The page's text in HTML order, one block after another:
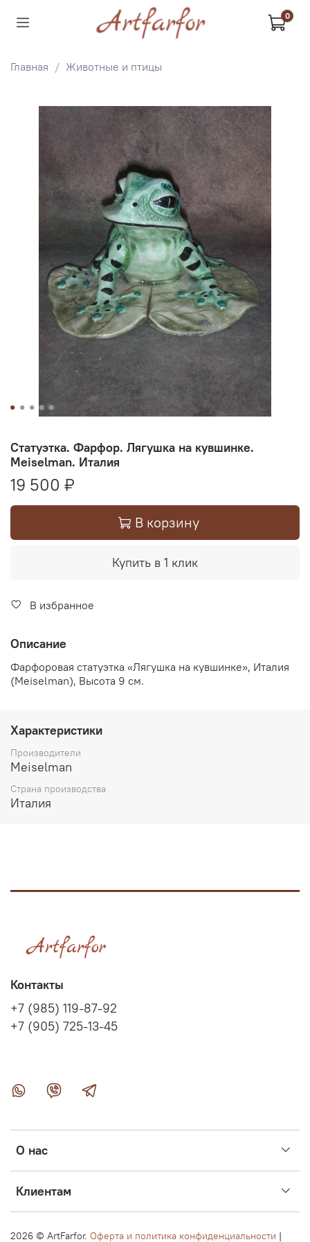
0
Главная Животные и птицы
Статуэтка. Фарфор. Лягушка на кувшинке.
Meiselman. Италия
19 500 ₽
В корзину
Купить в 1 клик
В избранное
Описание
Фарфоровая статуэтка «Лягушка на кувшинке», Италия
(Meiselman), Высота 9 см.
Характеристики
Производители
Meiselman
Страна производства
Италия
О нас
Клиентам
Контакты
+7 (985) 119-87-92
+7 (905) 725-13-45
2026 © ArtFarfor. Оферта и политика конфиденциальности |